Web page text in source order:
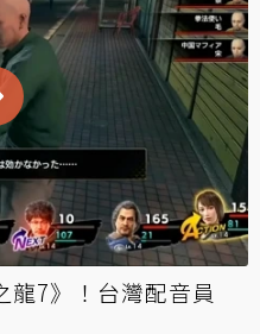
龍7》！台灣配音員